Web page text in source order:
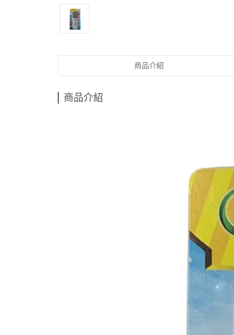
商品介紹
商品介紹